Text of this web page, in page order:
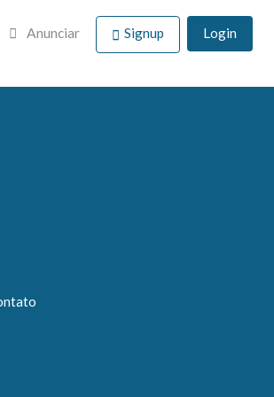
Anunciar Signup Login